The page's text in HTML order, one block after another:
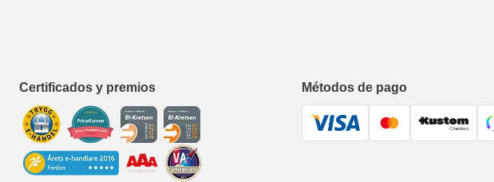
Certificados y premios Métodos de pago